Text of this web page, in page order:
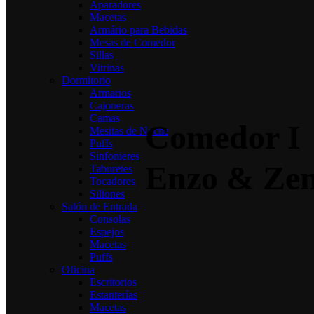
Aparadores
Macetas
Armário para Bebidas
Mesas de Comedor
Sillas
Vitrinas
Dormitorio
Armarios
Cajoneras
Camas
Mesitas de Noche
Puffs
Sinfonieres
Taburetes
Tocadores
Sillones
Salón de Entrada
Consolas
Espejos
Macetas
Puffs
Oficina
Escritorios
Estanterías
Macetas
Comedor I